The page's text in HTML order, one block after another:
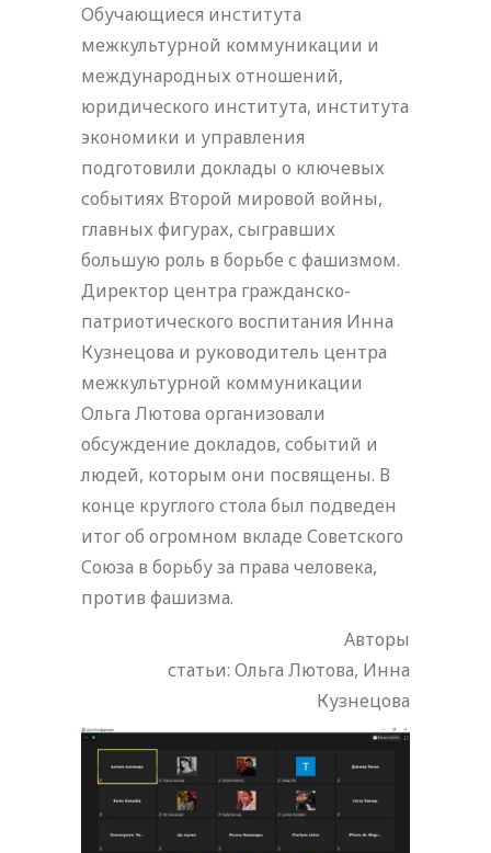
Обучающиеся института
межкультурной коммуникации и
международных отношений,
юридического института, института
экономики и управления
подготовили доклады о ключевых
событиях Второй мировой войны,
главных фигурах, сыгравших
большую роль в борьбе с фашизмом.
Директор центра гражданско-
патриотического воспитания Инна
Кузнецова и руководитель центра
межкультурной коммуникации
Ольга Лютова организовали
обсуждение докладов, событий и
людей, которым они посвящены. В
конце круглого стола был подведен
итог об огромном вкладе Советского
Союза в борьбу за права человека,
против фашизма.
Авторы
статьи: Ольга Лютова, Инна
Кузнецова